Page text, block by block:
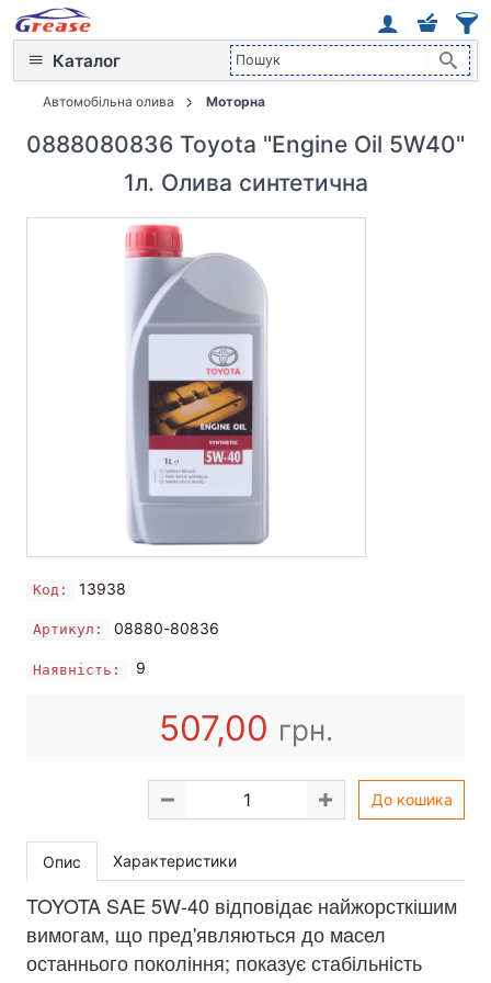
Каталог
Автомобільна олива Моторна
0888080836 Toyota "Engine Oil 5W40"
1л. Олива синтетична
Код: 13938
Артикул: 08880-80836
Наявність: 9
507,00 грн.
До кошика
Опис Характеристики
TOYOTA SAE 5W-40 відповідає найжорсткішим
вимогам, що пред'являються до масел
останнього покоління; показує стабільність